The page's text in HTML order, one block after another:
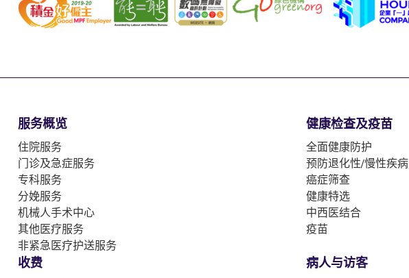
服务概览
住院服务
门诊及急症服务
专科服务
分娩服务
机械人手术中心
其他医疗服务
非紧急医疗护送服务
健康检查及疫苗
全面健康防护
预防退化性/慢性疾病
癌症筛查
健康特选
中西医结合
疫苗
收费 病人与访客